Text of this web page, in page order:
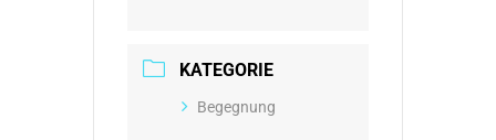
KATEGORIE
Begegnung